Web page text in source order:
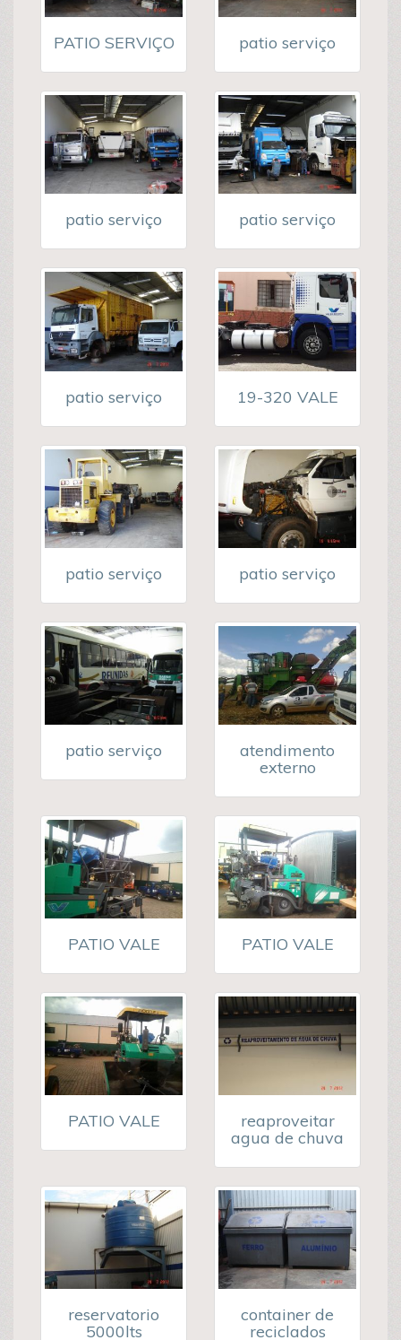
PATIO SERVIÇO patio serviço
patio serviço patio serviço
patio serviço 19-320 VALE
patio serviço patio serviço
patio serviço
atendimento
externo
PATIO VALE PATIO VALE
PATIO VALE
reaproveitar
agua de chuva
reservatorio
5000lts
container de
reciclados